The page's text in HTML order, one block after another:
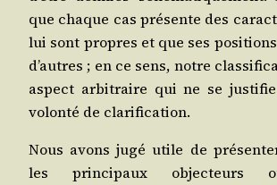
que chaque cas pré­sente des
lui sont propres et que ses
d’autres ; en ce sens, notre
aspect arbi­traire qui ne se
volon­té de clarification.
Nous avons jugé utile de
les prin­ci­paux objec­teurs